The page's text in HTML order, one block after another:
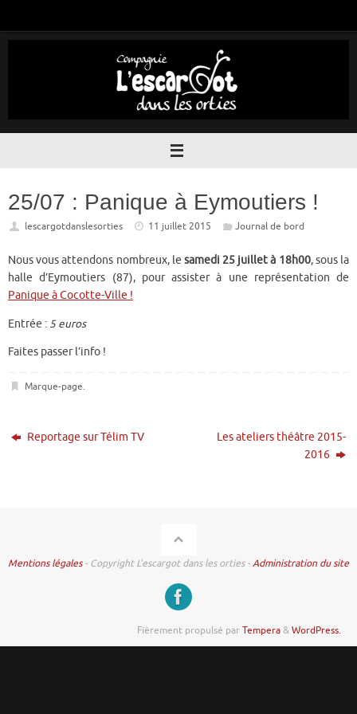
25/07 : Panique à Eymoutiers !
lescargotdanslesorties 11 juillet 2015 Journal de bord
Nous vous attendons nombreux, le samedi 25 juillet à 18h00, sous la
halle d’Eymoutiers (87), pour assister à une représentation de
Panique à Cocotte-Ville !
Entrée : 5 euros
Faites passer l’info !
Marque-page.
Reportage sur Télim TV
Les ateliers théâtre 2015-
2016
Mentions légales- Copyright L'escargot dans les orties -Administration du site
Fièrement propulsé parTempera&WordPress.